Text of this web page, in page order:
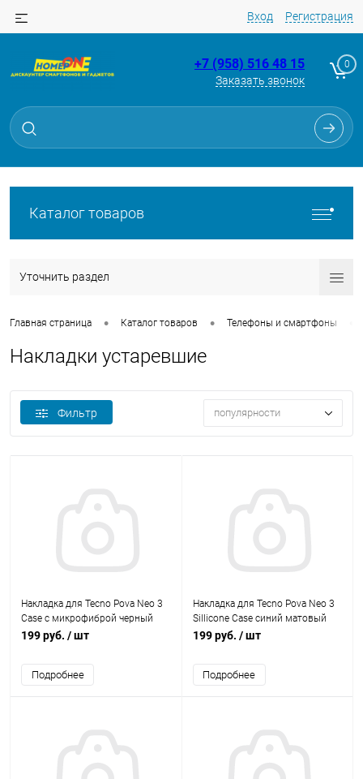
Вход Регистрация
+7 (958) 516 48 15
Заказать звонок
0
Каталог товаров
Уточнить раздел
Главная страница • Каталог товаров • Телефоны и смартфоны
Накладки устаревшие
Фильтр популярности
Накладка для Tecno Pova Neo 3
Case с микрофиброй черный
BoraSCO
199 руб. / шт
Подробнее
Накладка для Tecno Pova Neo 3
Sillicone Case синий матовый
BoraSCO
199 руб. / шт
Подробнее